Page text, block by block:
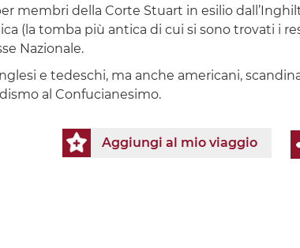
membri della Corte Stuart in esilio
(la tomba più antica di cui si sono trovati i
Nazionale.
e tedeschi, ma anche americani,
al Confucianesimo.
Aggiungi al mio viaggio